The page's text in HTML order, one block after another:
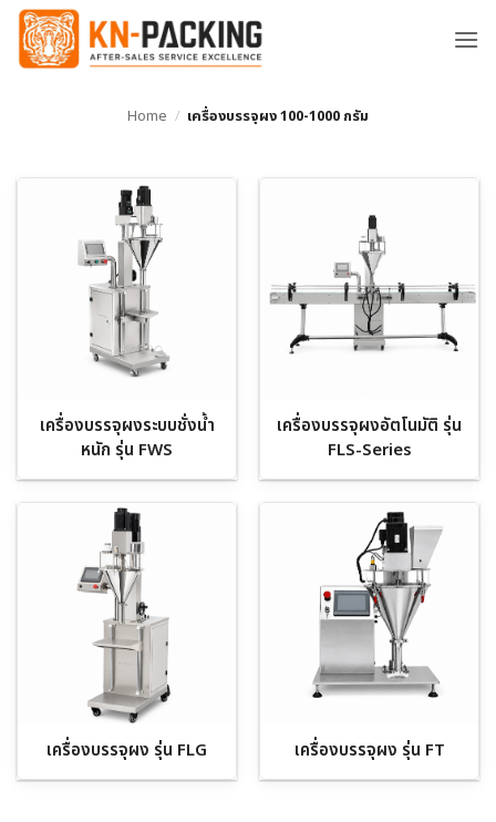
ข้าม
ยัง
Home / เครื่องบรรจุผง 100-1000 กรัม
เครื่องบรรจุผงระบบชั่งน้ำ
หนัก รุ่น FWS
เครื่องบรรจุผงอัตโนมัติ รุ่น
FLS-Series
เครื่องบรรจุผง รุ่น FLG เครื่องบรรจุผง รุ่น FT